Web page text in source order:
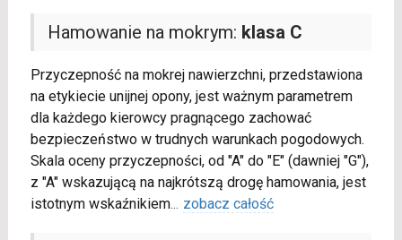
Hamowanie na mokrym: klasa C
Przyczepność na mokrej nawierzchni, przedstawiona
na etykiecie unijnej opony, jest ważnym parametrem
dla każdego kierowcy pragnącego zachować
bezpieczeństwo w trudnych warunkach pogodowych.
Skala oceny przyczepności, od "A" do "E" (dawniej "G"),
z "A" wskazującą na najkrótszą drogę hamowania, jest
istotnym wskaźnikiem... zobacz całość